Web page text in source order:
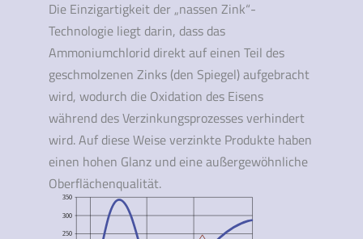
Die Einzigartigkeit der „nassen Zink“-
Technologie liegt darin, dass das
Ammoniumchlorid direkt auf einen Teil des
geschmolzenen Zinks (den Spiegel) aufgebracht
wird, wodurch die Oxidation des Eisens
während des Verzinkungsprozesses verhindert
wird. Auf diese Weise verzinkte Produkte haben
einen hohen Glanz und eine außergewöhnliche
Oberflächenqualität.